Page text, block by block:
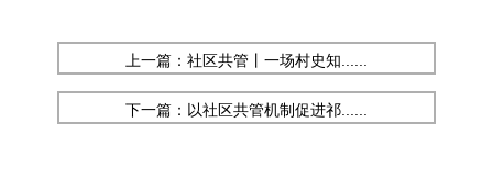
上一篇：社区共管丨一场村史知......
下一篇：以社区共管机制促进祁......